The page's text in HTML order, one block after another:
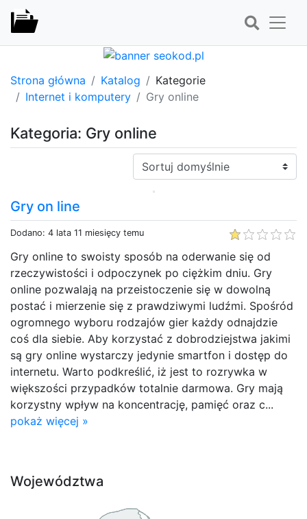
Strona główna Katalog
Kategorie
Internet i komputery
Gry online
Kategoria: Gry online
Sortuj:
Gry on line
Dodano: 4 lata 11 miesięcy temu
Gry online to swoisty sposób na oderwanie się od
rzeczywistości i odpoczynek po ciężkim dniu. Gry
online pozwalają na przeistoczenie się w dowolną
postać i mierzenie się z prawdziwymi ludźmi. Spośród
ogromnego wyboru rodzajów gier każdy odnajdzie
coś dla siebie. Aby korzystać z dobrodziejstwa jakimi
są gry online wystarczy jedynie smartfon i dostęp do
internetu. Warto podkreślić, iż jest to rozrywka w
większości przypadków totalnie darmowa. Gry mają
korzystny wpływ na koncentrację, pamięć oraz c...
pokaż więcej »
Województwa